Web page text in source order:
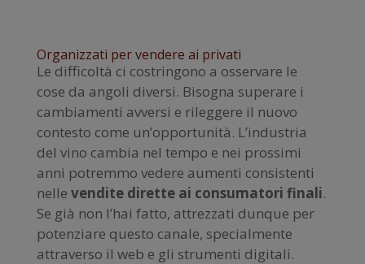
Organizzati per vendere ai privati
Le difficoltà ci costringono a osservare le
cose da angoli diversi. Bisogna superare i
cambiamenti avversi e rileggere il nuovo
contesto come un’opportunità. L’industria
del vino cambia nel tempo e nei prossimi
anni potremmo vedere aumenti consistenti
nelle vendite dirette ai consumatori finali.
Se già non l’hai fatto, attrezzati dunque per
potenziare questo canale, specialmente
attraverso il web e gli strumenti digitali.